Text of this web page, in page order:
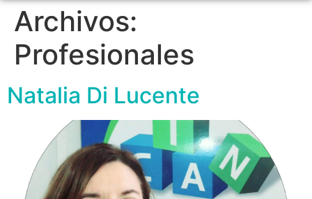
Archivos:
Profesionales
Natalia Di Lucente